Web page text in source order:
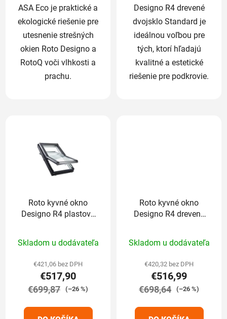
ASA Eco je praktické a
ekologické riešenie pre
utesnenie strešných
okien Roto Designo a
RotoQ voči vlhkosti a
prachu.
Designo R4 drevené
dvojsklo Standard je
ideálnou voľbou pre
tých, ktorí hľadajú
kvalitné a estetické
riešenie pre podkrovie.
Roto kyvné okno
Designo R4 plastové
hodnotenie
produktu
je
5,0
5
Skladom u dodávateľa
€421,06 bez DPH
€517,90
€699,87 (–26 %)
Roto kyvné okno
Designo R4 drevené
hodnotenie
produktu
je
5,0
5
Skladom u dodávateľa
€420,32 bez DPH
€516,99
€698,64 (–26 %)